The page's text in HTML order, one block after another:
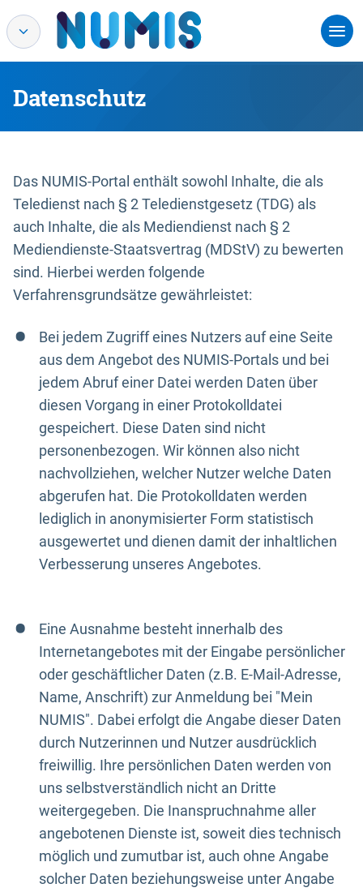
Datenschutz
Das NUMIS-Portal enthält sowohl Inhalte, die als
Teledienst nach § 2 Teledienstgesetz (TDG) als
auch Inhalte, die als Mediendienst nach § 2
Mediendienste-Staatsvertrag (MDStV) zu bewerten
sind. Hierbei werden folgende
Verfahrensgrundsätze gewährleistet:
Bei jedem Zugriff eines Nutzers auf eine Seite
aus dem Angebot des NUMIS-Portals und bei
jedem Abruf einer Datei werden Daten über
diesen Vorgang in einer Protokolldatei
gespeichert. Diese Daten sind nicht
personenbezogen. Wir können also nicht
nachvollziehen, welcher Nutzer welche Daten
abgerufen hat. Die Protokolldaten werden
lediglich in anonymisierter Form statistisch
ausgewertet und dienen damit der inhaltlichen
Verbesserung unseres Angebotes.
Eine Ausnahme besteht innerhalb des
Internetangebotes mit der Eingabe persönlicher
oder geschäftlicher Daten (z.B. E-Mail-Adresse,
Name, Anschrift) zur Anmeldung bei "Mein
NUMIS". Dabei erfolgt die Angabe dieser Daten
durch Nutzerinnen und Nutzer ausdrücklich
freiwillig. Ihre persönlichen Daten werden von
uns selbstverständlich nicht an Dritte
weitergegeben. Die Inanspruchnahme aller
angebotenen Dienste ist, soweit dies technisch
möglich und zumutbar ist, auch ohne Angabe
solcher Daten beziehungsweise unter Angabe